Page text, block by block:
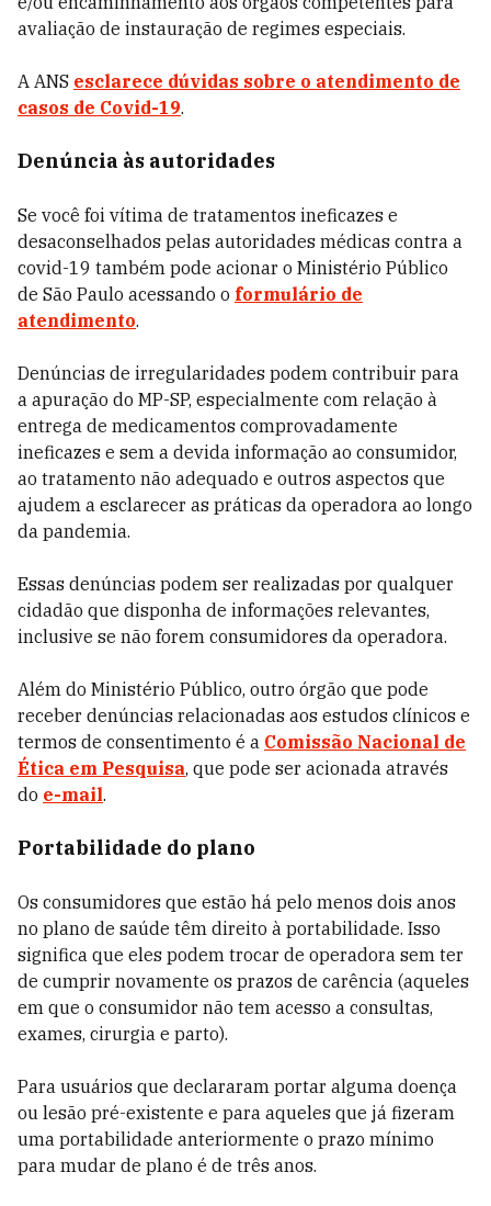
avaliação de instauração de regimes especiais.
A ANS esclarece dúvidas sobre o atendimento de
casos de Covid-19.
Denúncia às autoridades
Se você foi vítima de tratamentos ineficazes e
desaconselhados pelas autoridades médicas contra a
covid-19 também pode acionar o Ministério Público
de São Paulo acessando o formulário de
atendimento.
Denúncias de irregularidades podem contribuir para
a apuração do MP-SP, especialmente com relação à
entrega de medicamentos comprovadamente
ineficazes e sem a devida informação ao consumidor,
ao tratamento não adequado e outros aspectos que
ajudem a esclarecer as práticas da operadora ao longo
da pandemia.
Essas denúncias podem ser realizadas por qualquer
cidadão que disponha de informações relevantes,
inclusive se não forem consumidores da operadora.
Além do Ministério Público, outro órgão que pode
receber denúncias relacionadas aos estudos clínicos e
termos de consentimento é a Comissão Nacional de
Ética em Pesquisa, que pode ser acionada através
do e-mail.
Portabilidade do plano
Os consumidores que estão há pelo menos dois anos
no plano de saúde têm direito à portabilidade. Isso
significa que eles podem trocar de operadora sem ter
de cumprir novamente os prazos de carência (aqueles
em que o consumidor não tem acesso a consultas,
exames, cirurgia e parto).
Para usuários que declararam portar alguma doença
ou lesão pré-existente e para aqueles que já fizeram
uma portabilidade anteriormente o prazo mínimo
para mudar de plano é de três anos.